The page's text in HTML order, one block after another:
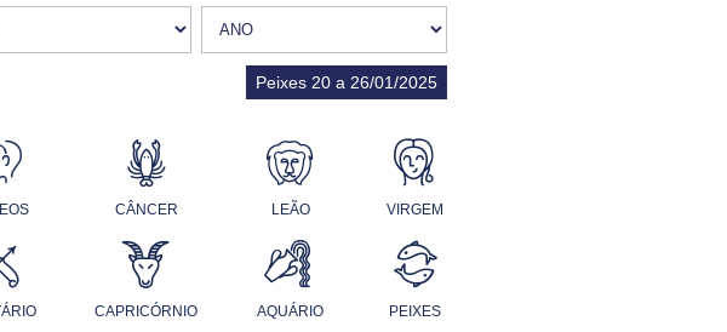
Peixes 20 a 26/01/2025
CÂNCER LEÃO VIRGEM
CAPRICÓRNIO AQUÁRIO PEIXES